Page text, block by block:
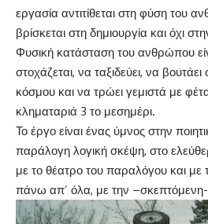
εργασία αντιτίθεται στη φύση του
βρίσκεται στη δημιουργία και όχι
Φυσική κατάσταση του ανθρώπου
στοχάζεται, να ταξιδεύει, να
κόσμου και να τρώει γεμιστά με
κληματαριά 3 το μεσημέρι.
Το έργο είναι ένας ύμνος στην
παράλογη λογική σκέψη, στο
με το θέατρο του παραλόγου και με
πάνω απ’ όλα, με την